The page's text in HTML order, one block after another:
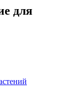
для